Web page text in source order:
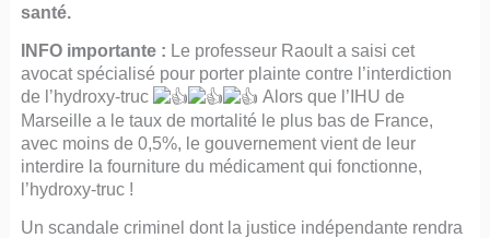
santé.
INFO importante : Le professeur Raoult a saisi cet
avocat spécialisé pour porter plainte contre l’interdiction
de l’hydroxy-truc
Alors que l’IHU de
Marseille a le taux de mortalité le plus bas de France,
avec moins de 0,5%, le gouvernement vient de leur
interdire la fourniture du médicament qui fonctionne,
l’hydroxy-truc !
Un scandale criminel dont la justice indépendante rendra